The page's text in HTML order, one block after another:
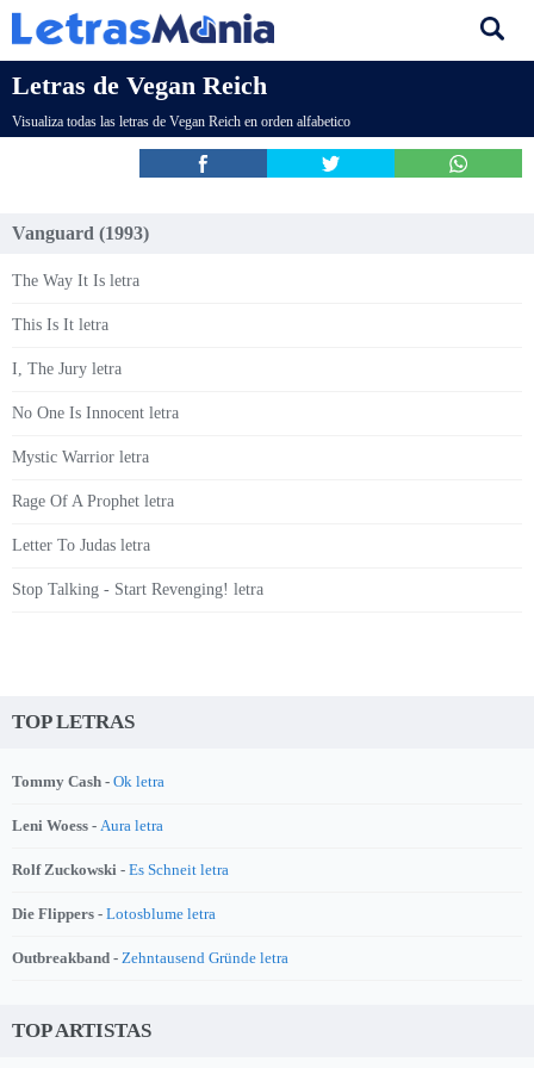
Letras de Vegan Reich
Visualiza todas las letras de Vegan Reich en orden alfabetico
Vanguard (1993)
The Way It Is letra
This Is It letra
I, The Jury letra
No One Is Innocent letra
Mystic Warrior letra
Rage Of A Prophet letra
Letter To Judas letra
Stop Talking - Start Revenging! letra
TOP LETRAS
Tommy Cash - Ok letra
Leni Woess - Aura letra
Rolf Zuckowski - Es Schneit letra
Die Flippers - Lotosblume letra
Outbreakband - Zehntausend Gründe letra
TOP ARTISTAS